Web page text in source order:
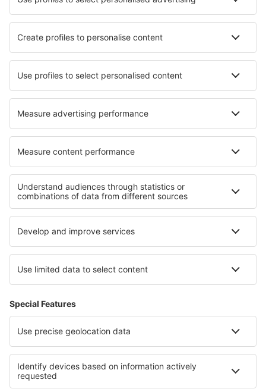
Hoteluri în Long Buckby Hoteluri în Lovios
Hoteluri în Sanda Hoteluri în Oromocto
Hoteluri Petty Harbour Hoteluri în Waterloo
Cele mai bune hoteluri - regiuni
Hoteluri in Italy - sun and beach Hoteluri in Lacul Maggiore
Hoteluri in Val di Fassa Hoteluri in Abruzzo
Hoteluri in Pejo Fonti Hoteluri in Colima
Hoteluri în Picardy Hoteluri in Utah
Hoteluri în Parcul Național Cheile Nerei - Beușnița